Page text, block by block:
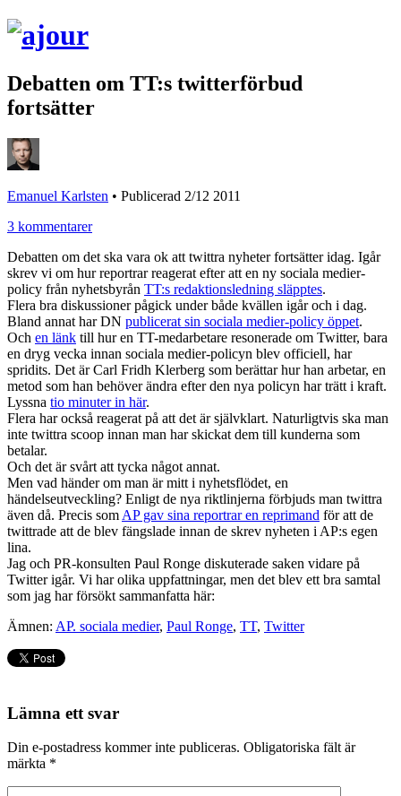
Debatten om TT:s twitterförbud
fortsätter
Emanuel Karlsten • Publicerad 2/12 2011
3 kommentarer
Debatten om det ska vara ok att twittra nyheter fortsätter idag. Igår
skrev vi om hur reportrar reagerat efter att en ny sociala medier-
policy från nyhetsbyrån TT:s redaktionsledning släpptes.
Flera bra diskussioner pågick under både kvällen igår och i dag.
Bland annat har DN publicerat sin sociala medier-policy öppet.
Och en länk till hur en TT-medarbetare resonerade om Twitter, bara
en dryg vecka innan sociala medier-policyn blev officiell, har
spridits. Det är Carl Fridh Klerberg som berättar hur han arbetar, en
metod som han behöver ändra efter den nya policyn har trätt i kraft.
Lyssna tio minuter in här.
Flera har också reagerat på att det är självklart. Naturligtvis ska man
inte twittra scoop innan man har skickat dem till kunderna som
betalar.
Och det är svårt att tycka något annat.
Men vad händer om man är mitt i nyhetsflödet, en
händelseutveckling? Enligt de nya riktlinjerna förbjuds man twittra
även då. Precis som AP gav sina reportrar en reprimand för att de
twittrade att de blev fängslade innan de skrev nyheten i AP:s egen
lina.
Jag och PR-konsulten Paul Ronge diskuterade saken vidare på
Twitter igår. Vi har olika uppfattningar, men det blev ett bra samtal
som jag har försökt sammanfatta här:
Ämnen: AP. sociala medier, Paul Ronge, TT, Twitter
Lämna ett svar
Din e-postadress kommer inte publiceras. Obligatoriska fält är
märkta *